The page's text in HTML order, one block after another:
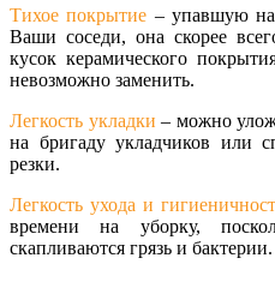
Тихое покрытие – упавшую
Ваши соседи, она скорее
кусок керамического
невозможно заменить.
Легкость укладки – можно
на бригаду укладчиков или
резки.
Легкость ухода и
времени на уборку,
скапливаются грязь и бактерии.